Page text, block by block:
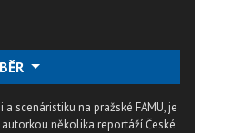
scenáristiku na pražské FAMU, je
několika reportáží České